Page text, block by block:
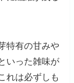
特有の甘みや
いった雑味が
れは必ずしも